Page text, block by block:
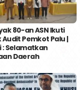
80-an ASN Ikuti
Pemkot Palu |
: Selamatkan
Daerah